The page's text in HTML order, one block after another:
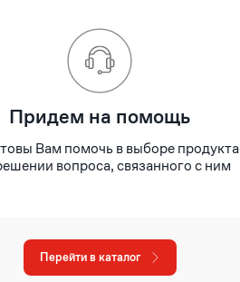
Придем на помощь
Вам помочь в выборе продукта
вопроса, связанного с ним
Перейти в каталог